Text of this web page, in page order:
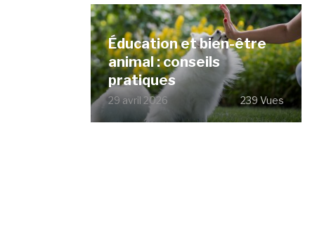
Éducation et bien-être
animal : conseils
pratiques
29 avril 2026 239 Vues